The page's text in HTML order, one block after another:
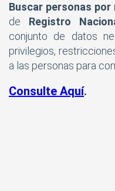
Buscar personas por
de Registro
conjunto de datos
privilegios,
a las personas para
Consulte Aquí.